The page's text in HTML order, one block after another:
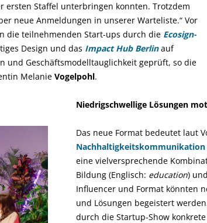
ersten Staffel unterbringen konnten. Trotzdem
neue Anmeldungen in unserer Warteliste.“ Vor
die teilnehmenden Start-ups durch die Ecosign-
Design und das Impact Hub Berlinauf
und Geschäftsmodelltauglichkeit geprüft, so die
Melanie Vogelpohl.
Niedrigschwellige Lösungen
Das neue Format bedeutet laut
Nachhaltigkeitskommunikation
eine vielversprechende
Bildung (Englisch: education)
Influencer und Format könnten
und Lösungen begeistert
durch die Startup-Show